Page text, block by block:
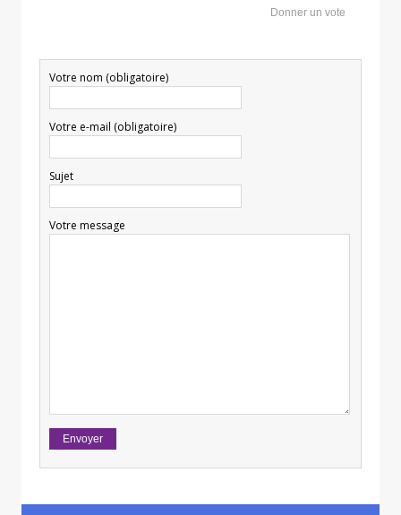
Donner un vote
Votre nom (obligatoire)
Votre e-mail (obligatoire)
Sujet
Votre message